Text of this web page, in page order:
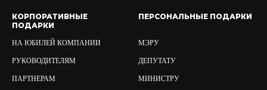
КОРПОРАТИВНЫЕ
ПОДАРКИ
НА ЮБИЛЕЙ КОМПАНИИ
РУКОВОДИТЕЛЯМ
ПАРТНЕРАМ
ПЕРСОНАЛЬНЫЕ ПОДАРКИ
МЭРУ
ДЕПУТАТУ
МИНИСТРУ